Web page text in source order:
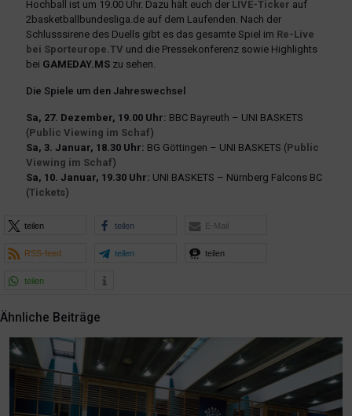
Hochball ist um 19.00 Uhr. Dazu hält euch der LIVE-Ticker auf
2basketballbundesliga.de auf dem Laufenden. Nach der
Schlusssirene des Duells gibt es das gesamte Spiel im Re-Live
bei Sporteurope.TV und die Pressekonferenz sowie Highlights
bei GAMEDAY.MS zu sehen.
Die Spiele um den Jahreswechsel
Sa, 27. Dezember, 19.00 Uhr: BBC Bayreuth – UNI BASKETS
(Public Viewing im Schaf)
Sa, 3. Januar, 18.30 Uhr: BG Göttingen – UNI BASKETS (Public
Viewing im Schaf)
Sa, 10. Januar, 19.30 Uhr: UNI BASKETS – Nürnberg Falcons BC
(Tickets)
teilen teilen E-Mail
RSS-feed teilen teilen
teilen
Ähnliche Beiträge